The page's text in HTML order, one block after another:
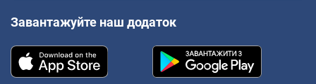
Завантажуйте наш додаток